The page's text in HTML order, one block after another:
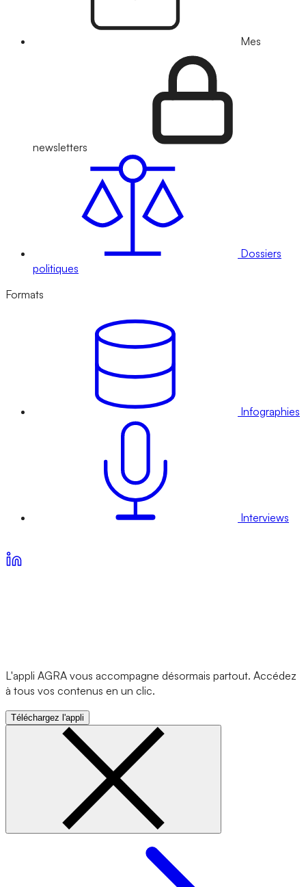
Mes
newsletters
Dossiers
politiques
Formats
Infographies
Interviews
L'appli AGRA vous accompagne désormais partout. Accédez
à tous vos contenus en un clic.
Téléchargez l'appli